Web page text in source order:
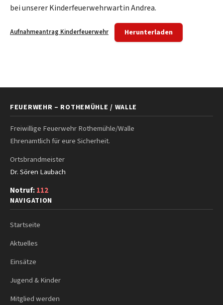
bei unserer Kinderfeuerwehrwartin Andrea.
Aufnahmeantrag Kinderfeuerwehr Herunterladen
FEUERWEHR – ROTHEMÜHLE / WALLE
Freiwillige Feuerwehr Rothemühle/Walle
Ehrenamtlich für eure Sicherheit.
Ortsbrandmeister
Dr. Sören Laubach
Notruf:112
NAVIGATION
Startseite
Aktuelles
Einsätze
Jugend & Kinder
Mitglied werden